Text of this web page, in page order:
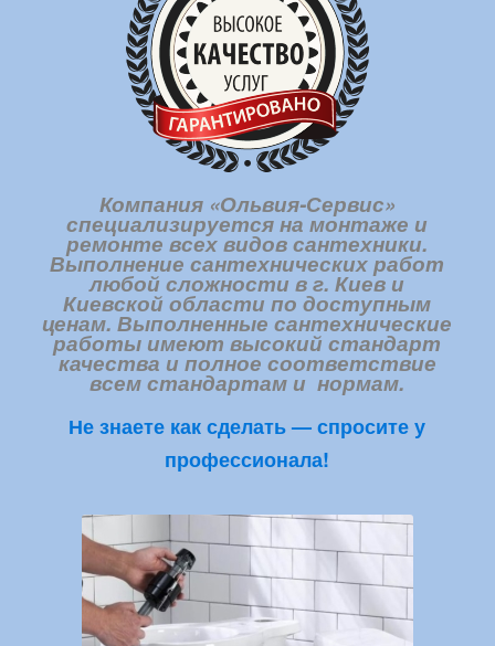
Компания «Ольвия-Сервис»
специализируется на монтаже и
ремонте всех видов сантехники.
Выполнение сантехнических работ
любой сложности в г. Киев и
Киевской области по доступным
ценам. Выполненные сантехнические
работы имеют высокий стандарт
качества и полное соответствие
всем стандартам и нормам.
Не знаете как сделать — спросите у
профессионала!